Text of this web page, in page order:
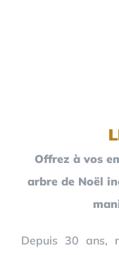
Offrez à vos
arbre de Noël
Depuis 30 ans,